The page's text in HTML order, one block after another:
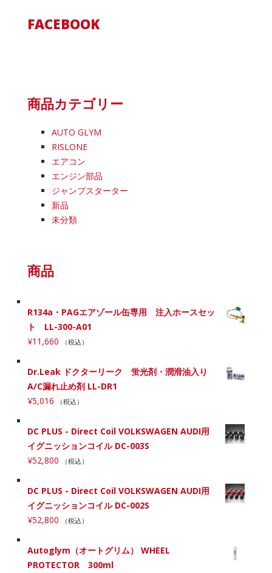
FACEBOOK
商品カテゴリー
AUTO GLYM
RISLONE
エアコン
エンジン部品
ジャンプスターター
新品
未分類
商品
R134a・PAGエアゾール缶専用 注入ホースセッ
ト LL-300-A01
¥11,660 （税込）
Dr.Leak ドクターリーク 蛍光剤・潤滑油入り
A/C漏れ止め剤 LL-DR1
¥5,016 （税込）
DC PLUS - Direct Coil VOLKSWAGEN AUDI用
イグニッションコイル DC-003S
¥52,800 （税込）
DC PLUS - Direct Coil VOLKSWAGEN AUDI用
イグニッションコイル DC-002S
¥52,800 （税込）
Autoglym（オートグリム） WHEEL
PROTECTOR 300ml